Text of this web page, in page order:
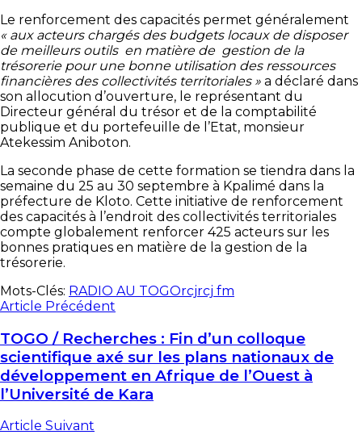
Le renforcement des capacités permet généralement
« aux acteurs chargés des budgets locaux de disposer
de meilleurs outils en matière de gestion de la
trésorerie pour une bonne utilisation des ressources
financières des collectivités territoriales » a déclaré dans
son allocution d’ouverture, le représentant du
Directeur général du trésor et de la comptabilité
publique et du portefeuille de l’Etat, monsieur
Atekessim Aniboton.
La seconde phase de cette formation se tiendra dans la
semaine du 25 au 30 septembre à Kpalimé dans la
préfecture de Kloto. Cette initiative de renforcement
des capacités à l’endroit des collectivités territoriales
compte globalement renforcer 425 acteurs sur les
bonnes pratiques en matière de la gestion de la
trésorerie.
Mots-Clés: RADIO AU TOGOrcjrcj fm
Article Précédent
TOGO / Recherches : Fin d’un colloque
scientifique axé sur les plans nationaux de
développement en Afrique de l’Ouest à
l’Université de Kara
Article Suivant